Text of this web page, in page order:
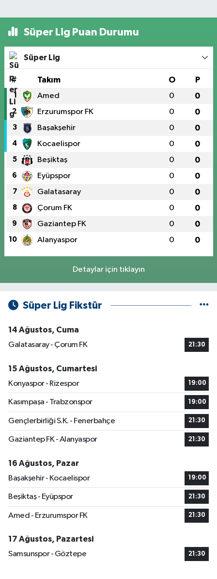
Süper Lig Puan Durumu
Süper Lig
# Takım O P
1 Amed 0 0
2 Erzurumspor FK 0 0
3 Başakşehir 0 0
4 Kocaelispor 0 0
5 Beşiktaş 0 0
6 Eyüpspor 0 0
7 Galatasaray 0 0
8 Çorum FK 0 0
9 Gaziantep FK 0 0
10 Alanyaspor 0 0
Detaylar için tıklayın
Süper Lig Fikstür
14 Ağustos, Cuma
Galatasaray - Çorum FK
21:30
15 Ağustos, Cumartesi
Konyaspor - Rizespor
19:00
Kasımpaşa - Trabzonspor 19:00
Gençlerbirliği S.K. - Fenerbahçe 21:30
Gaziantep FK - Alanyaspor 21:30
16 Ağustos, Pazar
Başakşehir - Kocaelispor
19:00
Beşiktaş - Eyüpspor 21:30
Amed - Erzurumspor FK 21:30
17 Ağustos, Pazartesi
Samsunspor - Göztepe
21:30